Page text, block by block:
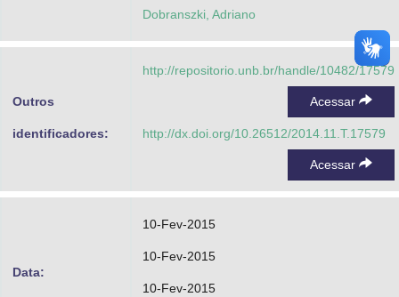
Dobranszki, Adriano
Outros
identificadores:
http://repositorio.unb.br/handle/10482/17579
Acessar
http://dx.doi.org/10.26512/2014.11.T.17579
Acessar
Data:
10-Fev-2015
10-Fev-2015
10-Fev-2015